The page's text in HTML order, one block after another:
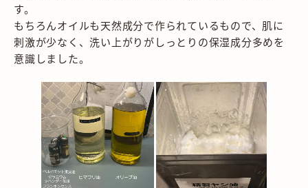
す。
もちろんオイルも天然成分で作られているもので、肌に
刺激が少なく、洗い上がりがしっとりの保湿成分多めを
意識しました。